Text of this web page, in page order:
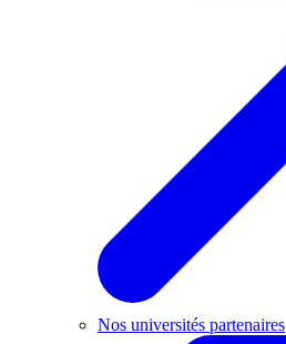
Nos universités partenaires